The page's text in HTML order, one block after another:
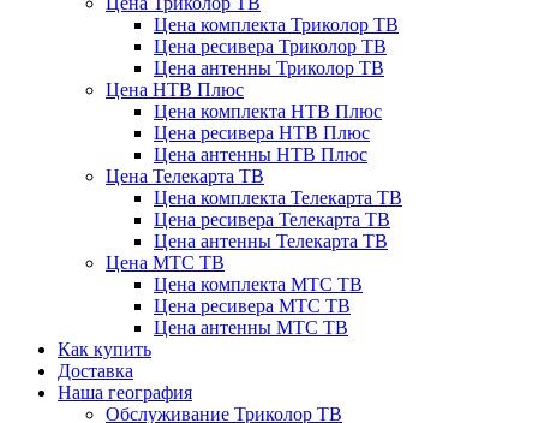
Цена комплекта Триколор ТВ
Цена ресивера Триколор ТВ
Цена антенны Триколор ТВ
Цена НТВ Плюс
Цена комплекта НТВ Плюс
Цена ресивера НТВ Плюс
Цена антенны НТВ Плюс
Цена Телекарта ТВ
Цена комплекта Телекарта ТВ
Цена ресивера Телекарта ТВ
Цена антенны Телекарта ТВ
Цена МТС ТВ
Цена комплекта МТС ТВ
Цена ресивера МТС ТВ
Цена антенны МТС ТВ
Как купить
Доставка
Наша география
Обслуживание Триколор ТВ